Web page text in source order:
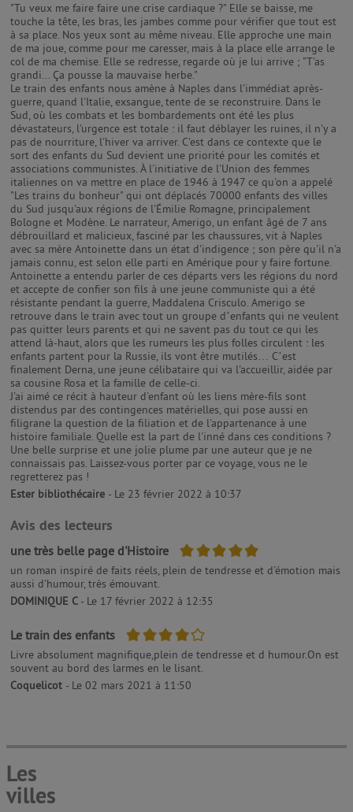
"Tu veux me faire faire une crise cardiaque ?" Elle se baisse, me
touche la tête, les bras, les jambes comme pour vérifier que tout est
à sa place. Nos yeux sont au même niveau. Elle approche une main
de ma joue, comme pour me caresser, mais à la place elle arrange le
col de ma chemise. Elle se redresse, regarde où je lui arrive ; "T'as
grandi... Ça pousse la mauvaise herbe."
Le train des enfants nous amène à Naples dans l'immédiat après-
guerre, quand l'Italie, exsangue, tente de se reconstruire. Dans le
Sud, où les combats et les bombardements ont été les plus
dévastateurs, l'urgence est totale : il faut déblayer les ruines, il n'y a
pas de nourriture, l'hiver va arriver. C'est dans ce contexte que le
sort des enfants du Sud devient une priorité pour les comités et
associations communistes. À l'initiative de l'Union des femmes
italiennes on va mettre en place de 1946 à 1947 ce qu'on a appelé
"Les trains du bonheur" qui ont déplacés 70000 enfants des villes
du Sud jusqu'aux régions de l'Émilie Romagne, principalement
Bologne et Modène. Le narrateur, Amerigo, un enfant âgé de 7 ans
débrouillard et malicieux, fasciné par les chaussures, vit à Naples
avec sa mère Antoinette dans un état d'indigence ; son père qu'il n'a
jamais connu, est selon elle parti en Amérique pour y faire fortune.
Antoinette a entendu parler de ces départs vers les régions du nord
et accepte de confier son fils à une jeune communiste qui a été
résistante pendant la guerre, Maddalena Crisculo. Amerigo se
retrouve dans le train avec tout un groupe d’enfants qui ne veulent
pas quitter leurs parents et qui ne savent pas du tout ce qui les
attend là-haut, alors que les rumeurs les plus folles circulent : les
enfants partent pour la Russie, ils vont être mutilés… C’est
finalement Derna, une jeune célibataire qui va l'accueillir, aidée par
sa cousine Rosa et la famille de celle-ci.
J'ai aimé ce récit à hauteur d'enfant où les liens mère-fils sont
distendus par des contingences matérielles, qui pose aussi en
filigrane la question de la filiation et de l'appartenance à une
histoire familiale. Quelle est la part de l'inné dans ces conditions ?
Une belle surprise et une jolie plume par une auteur que je ne
connaissais pas. Laissez-vous porter par ce voyage, vous ne le
regretterez pas !
Ester bibliothécaire - Le 23 février 2022 à 10:37
Avis des lecteurs
une très belle page d'Histoire 5/5
un roman inspiré de faits réels, plein de tendresse et d'émotion mais
aussi d'humour, très émouvant.
DOMINIQUE C - Le 17 février 2022 à 12:35
Le train des enfants 4/5
Livre absolument magnifique,plein de tendresse et d humour.On est
souvent au bord des larmes en le lisant.
Coquelicot - Le 02 mars 2021 à 11:50
Les
villes